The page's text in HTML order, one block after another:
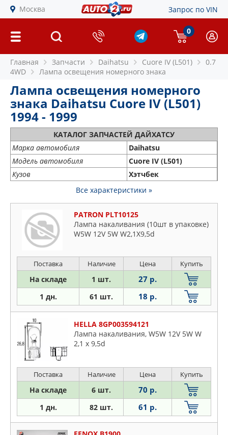
Москва Запрос по VIN
0
Главная Запчасти Daihatsu Cuore IV (L501)
0.7
4WD
Лампа освещения номерного знака
Лампа освещения номерного
знака Daihatsu Cuore IV (L501)
1994 - 1999
КАТАЛОГ ЗАПЧАСТЕЙ ДАЙХАТСУ
Марка автомобиля
Daihatsu
Модель автомобиля
Cuore IV (L501)
Кузов
Хэтчбек
Все характеристики »
PATRON PLT10125
Лампа накаливания (10шт в упаковке)
W5W 12V 5W W2,1X9,5d
Поставка Наличие Цена Купить
На складе 1 шт. 27 р.
1 дн. 61 шт. 18 р.
HELLA 8GP003594121
Лампа накаливания, W5W 12V 5W W
2,1 x 9,5d
Поставка Наличие Цена Купить
На складе 6 шт. 70 р.
1 дн. 82 шт. 61 р.